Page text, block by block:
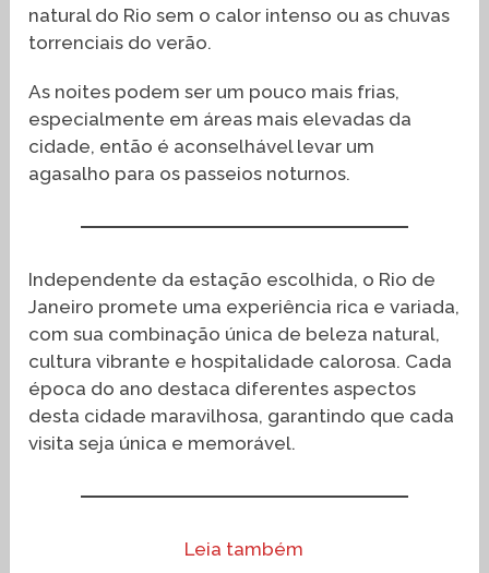
natural do Rio sem o calor intenso ou as chuvas
torrenciais do verão.
As noites podem ser um pouco mais frias,
especialmente em áreas mais elevadas da
cidade, então é aconselhável levar um
agasalho para os passeios noturnos.
Independente da estação escolhida, o Rio de
Janeiro promete uma experiência rica e variada,
com sua combinação única de beleza natural,
cultura vibrante e hospitalidade calorosa. Cada
época do ano destaca diferentes aspectos
desta cidade maravilhosa, garantindo que cada
visita seja única e memorável.
Leia também